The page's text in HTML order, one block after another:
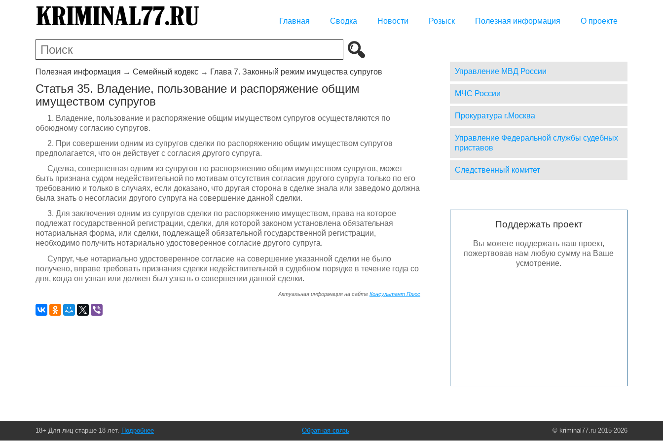
Главная Сводка Новости Розыск Полезная информация О проекте
Полезная информация → Семейный кодекс → Глава 7. Законный режим имущества супругов
Статья 35. Владение, пользование и распоряжение общим
имуществом супругов
1. Владение, пользование и распоряжение общим имуществом супругов осуществляются по
обоюдному согласию супругов.
2. При совершении одним из супругов сделки по распоряжению общим имуществом супругов
предполагается, что он действует с согласия другого супруга.
Сделка, совершенная одним из супругов по распоряжению общим имуществом супругов, может
быть признана судом недействительной по мотивам отсутствия согласия другого супруга только по его
требованию и только в случаях, если доказано, что другая сторона в сделке знала или заведомо должна
была знать о несогласии другого супруга на совершение данной сделки.
3. Для заключения одним из супругов сделки по распоряжению имуществом, права на которое
подлежат государственной регистрации, сделки, для которой законом установлена обязательная
нотариальная форма, или сделки, подлежащей обязательной государственной регистрации,
необходимо получить нотариально удостоверенное согласие другого супруга.
Супруг, чье нотариально удостоверенное согласие на совершение указанной сделки не было
получено, вправе требовать признания сделки недействительной в судебном порядке в течение года со
дня, когда он узнал или должен был узнать о совершении данной сделки.
Актуальная информация на сайте Консультант Плюс
Управление МВД России
МЧС России
Прокуратура г.Москва
Управление Федеральной службы судебных
приставов
Следственный комитет
Поддержать проект
Вы можете поддержать наш проект,
пожертвовав нам любую сумму на Ваше
усмотрение.
18+ Для лиц старше 18 лет. Подробнее © kriminal77.ru 2015-2026
Обратная связь